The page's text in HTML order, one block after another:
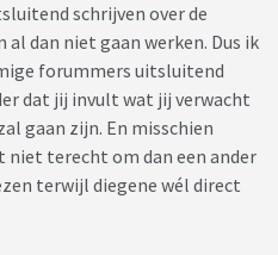
schrijven over de
dan niet gaan werken. Dus ik
forummers uitsluitend
dat jij invult wat jij verwacht
gaan zijn. En misschien
niet terecht om dan een ander
terwijl diegene wél direct